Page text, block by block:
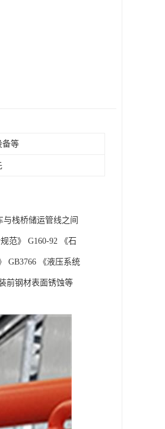
备等
栈桥储运管线之间
范》 G160-92 《石
GB3766 《液压系统
前钢材表面锈蚀等